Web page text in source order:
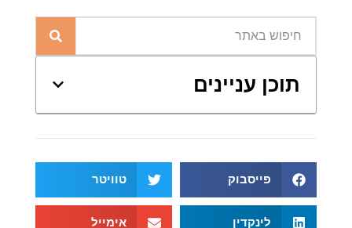
תוכן עניינים
פייסבוק טוויטר
לינקדין אימייל